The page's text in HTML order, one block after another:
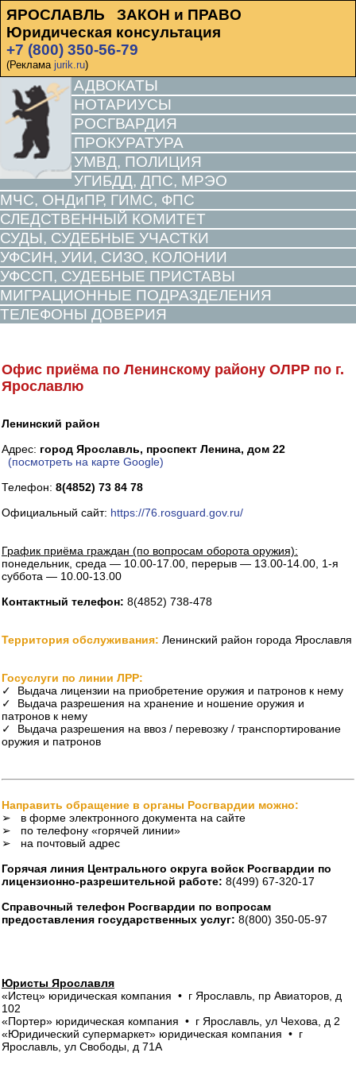
ЯРОСЛАВЛЬ ЗАКОН и ПРАВО
Юридическая консультация
+7 (800) 350-56-79
(Реклама jurik.ru)
АДВОКАТЫ
НОТАРИУСЫ
РОСГВАРДИЯ
ПРОКУРАТУРА
УМВД, ПОЛИЦИЯ
УГИБДД, ДПС, МРЭО
МЧС, ОНДиПР, ГИМС, ФПС
СЛЕДСТВЕННЫЙ КОМИТЕТ
СУДЫ, СУДЕБНЫЕ УЧАСТКИ
УФСИН, УИИ, СИЗО, КОЛОНИИ
УФССП, СУДЕБНЫЕ ПРИСТАВЫ
МИГРАЦИОННЫЕ ПОДРАЗДЕЛЕНИЯ
ТЕЛЕФОНЫ ДОВЕРИЯ
Офис приёма по Ленинскому району ОЛРР по г.
Ярославлю
Ленинский район
Адрес: город Ярославль, проспект Ленина, дом 22
(посмотреть на карте Google)
Телефон: 8(4852) 73 84 78
Официальный сайт: https://76.rosguard.gov.ru/
График приёма граждан (по вопросам оборота оружия):
понедельник, среда — 10.00-17.00, перерыв — 13.00-14.00, 1-я
суббота — 10.00-13.00
Контактный телефон: 8(4852) 738-478
Территория обслуживания: Ленинский район города Ярославля
Госуслуги по линии ЛРР:
✓ Выдача лицензии на приобретение оружия и патронов к нему
✓ Выдача разрешения на хранение и ношение оружия и
патронов к нему
✓ Выдача разрешения на ввоз / перевозку / транспортирование
оружия и патронов
Направить обращение в органы Росгвардии можно:
➢ в форме электронного документа на сайте
➢ по телефону «горячей линии»
➢ на почтовый адрес
Горячая линия Центрального округа войск Росгвардии по
лицензионно-разрешительной работе: 8(499) 67-320-17
Справочный телефон Росгвардии по вопросам
предоставления государственных услуг: 8(800) 350-05-97
Юристы Ярославля
«Истец» юридическая компания • г Ярославль, пр Авиаторов, д
102
«Портер» юридическая компания • г Ярославль, ул Чехова, д 2
«Юридический супермаркет» юридическая компания • г
Ярославль, ул Свободы, д 71А